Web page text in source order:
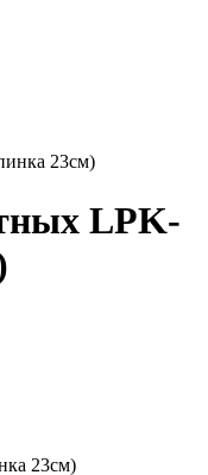
23см)
LPK-
23см)